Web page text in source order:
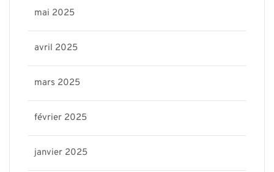
mai 2025
avril 2025
mars 2025
février 2025
janvier 2025